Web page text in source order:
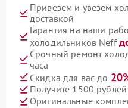
Привезем и увезем
доставкой
Гарантия на наши
холодильников Neff
Срочный ремонт
часа
Скидка для вас до
Получите 1500
Оригинальные